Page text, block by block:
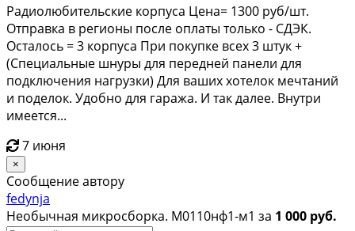
Радиолюбительские корпуса Цена= 1300 руб/шт.
Отправка в регионы после оплаты только - СДЭК.
Осталось = 3 корпуса При покупке всех 3 штук +
(Специальные шнуры для передней панели для
подключения нагрузки) Для ваших хотелок мечтаний
и поделок. Удобно для гаража. И так далее. Внутри
имеется...
7 июня
×
Сообщение автору
fedynja
Необычная микросборка. М0110нф1-м1 за 1 000 руб.